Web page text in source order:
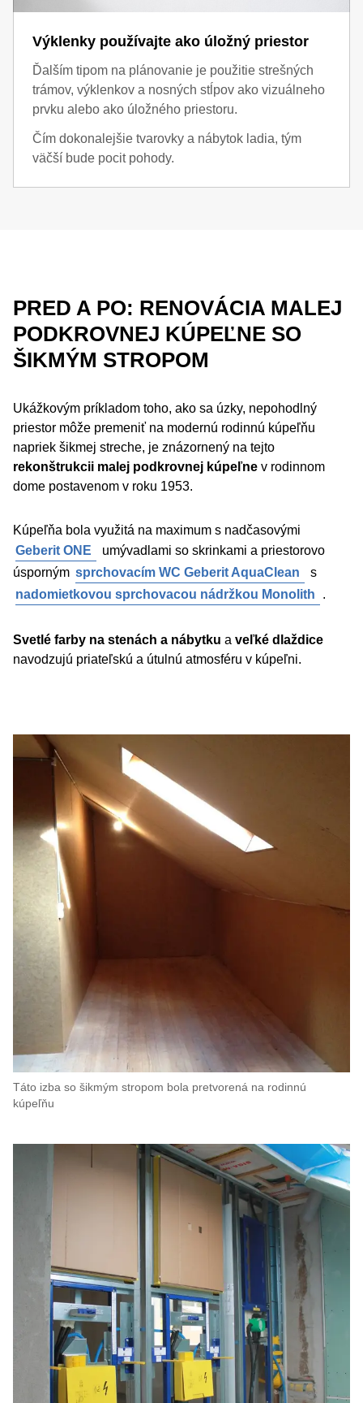
Výklenky používajte ako úložný priestor
Ďalším tipom na plánovanie je použitie strešných
trámov, výklenkov a nosných stĺpov ako vizuálneho
prvku alebo ako úložného priestoru.
Čím dokonalejšie tvarovky a nábytok ladia, tým
väčší bude pocit pohody.
PRED A PO: RENOVÁCIA MALEJ
PODKROVNEJ KÚPEĽNE SO
ŠIKMÝM STROPOM
Ukážkovým príkladom toho, ako sa úzky, nepohodlný
priestor môže premeniť na modernú rodinnú kúpeľňu
napriek šikmej streche, je znázornený na tejto
rekonštrukcii malej podkrovnej kúpeľne v rodinnom
dome postavenom v roku 1953.
Kúpeľňa bola využitá na maximum s nadčasovými
Geberit ONE
umývadlami so skrinkami a priestorovo
úsporným sprchovacím WC Geberit AquaClean
s
nadomietkovou sprchovacou nádržkou Monolith
.
Svetlé farby na stenách a nábytku a veľké dlaždice
navodzujú priateľskú a útulnú atmosféru v kúpeľni.
Táto izba so šikmým stropom bola pretvorená na rodinnú
kúpeľňu